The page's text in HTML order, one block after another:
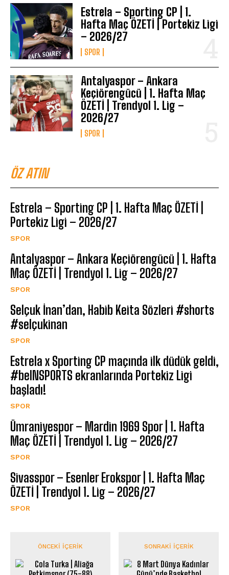
Estrela – Sporting CP | 1.
Hafta Maç ÖZETİ | Portekiz Ligi
– 2026/27
SPOR
Antalyaspor – Ankara
Keçiörengücü | 1. Hafta Maç
ÖZETİ | Trendyol 1. Lig –
2026/27
SPOR
ÖZ ATIN
Estrela – Sporting CP | 1. Hafta Maç ÖZETİ |
Portekiz Ligi – 2026/27
SPOR
Antalyaspor – Ankara Keçiörengücü | 1. Hafta
Maç ÖZETİ | Trendyol 1. Lig – 2026/27
SPOR
Selçuk İnan’dan, Habib Keita Sözleri #shorts
#selçukinan
SPOR
Estrela x Sporting CP maçında ilk düdük geldi,
#beINSPORTS ekranlarında Portekiz Ligi
başladı!
SPOR
Ümraniyespor – Mardin 1969 Spor | 1. Hafta
Maç ÖZETİ | Trendyol 1. Lig – 2026/27
SPOR
Sivasspor – Esenler Erokspor | 1. Hafta Maç
ÖZETİ | Trendyol 1. Lig – 2026/27
SPOR
ÖNCEKI İÇERIK SONRAKI İÇERIK